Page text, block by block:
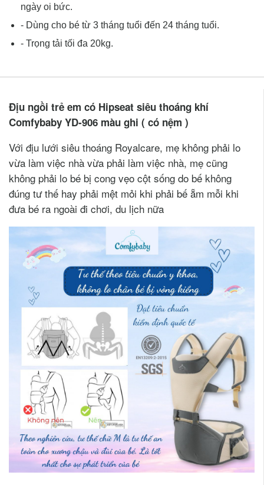
ngày oi bức.
- Dùng cho bé từ 3 tháng tuổi đến 24 tháng tuổi.
- Trọng tải tối đa 20kg.
Địu ngồi trẻ em có Hipseat siêu thoáng khí
Comfybaby YD-906 màu ghi ( có nệm )
Với địu lưới siêu thoáng Royalcare, mẹ không phải lo
vừa làm việc nhà vừa phải làm việc nhà, mẹ cũng
không phải lo bé bị cong vẹo cột sống do bế không
đúng tư thế hay phải mệt mỏi khi phải bế ẵm mỗi khi
đưa bé ra ngoài đi chơi, du lịch nữa